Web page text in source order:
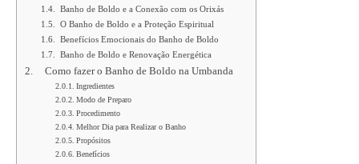
Banho de Boldo e a Conexão com os Orixás
O Banho de Boldo e a Proteção Espiritual
Benefícios Emocionais do Banho de Boldo
Banho de Boldo e Renovação Energética
Como fazer o Banho de Boldo na Umbanda
Ingredientes
Modo de Preparo
Procedimento
Melhor Dia para Realizar o Banho
Propósitos
Benefícios